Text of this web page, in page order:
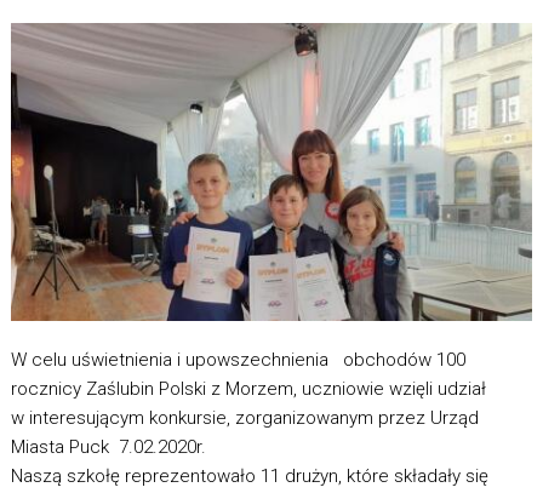
W celu uświetnienia i upowszechnienia obchodów 100
rocznicy Zaślubin Polski z Morzem, uczniowie wzięli udział
w interesującym konkursie, zorganizowanym przez Urząd
Miasta Puck 7.02.2020r.
Naszą szkołę reprezentowało 11 drużyn, które składały się